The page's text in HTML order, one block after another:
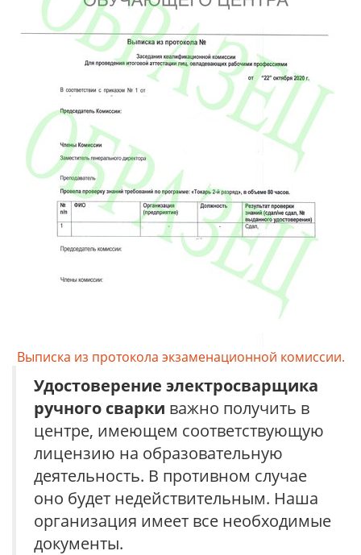
Выписка из протокола экзаменационной комиссии.
Удостоверение электросварщика
ручного сварки важно получить в
центре, имеющем соответствующую
лицензию на образовательную
деятельность. В противном случае
оно будет недействительным. Наша
организация имеет все необходимые
документы.